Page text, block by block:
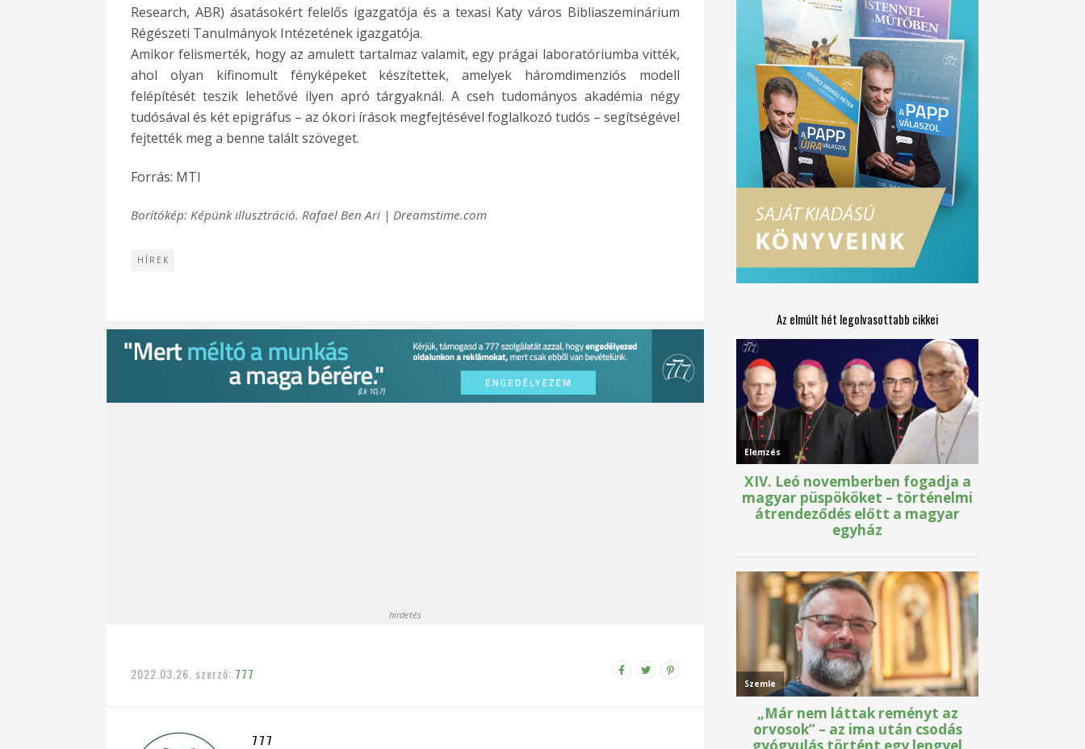
Research, ABR) ásatásokért felelős igazgatója és a texasi Katy város Bibliaszeminárium
Régészeti Tanulmányok Intézetének igazgatója.
Amikor felismerték, hogy az amulett tartalmaz valamit, egy prágai laboratóriumba vitték,
ahol olyan kifinomult fényképeket készítettek, amelyek háromdimenziós modell
felépítését teszik lehetővé ilyen apró tárgyaknál. A cseh tudományos akadémia négy
tudósával és két epigráfus – az ókori írások megfejtésével foglalkozó tudós – segítségével
fejtették meg a benne talált szöveget.
Forrás: MTI
Borítókép: Képünk illusztráció. Rafael Ben Ari | Dreamstime.com
HÍREK
hirdetés
2022.03.26. szerző: 777
777
Az elmúlt hét legolvasottabb cikkei